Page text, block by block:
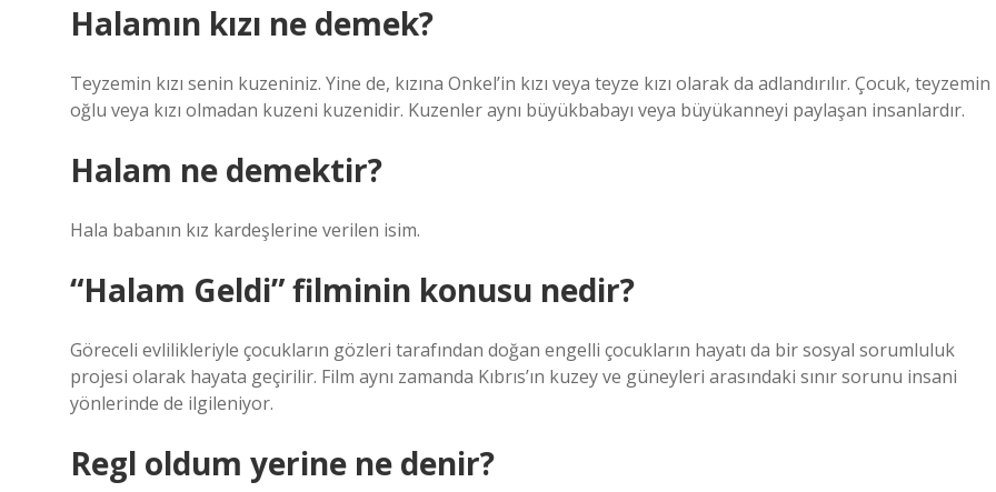
Halamın kızı ne demek?
Teyzemin kızı senin kuzeniniz. Yine de, kızına Onkel’in kızı veya teyze kızı olarak da adlandırılır. Çocuk, teyzemin
oğlu veya kızı olmadan kuzeni kuzenidir. Kuzenler aynı büyükbabayı veya büyükanneyi paylaşan insanlardır.
Halam ne demektir?
Hala babanın kız kardeşlerine verilen isim.
“Halam Geldi” filminin konusu nedir?
Göreceli evlilikleriyle çocukların gözleri tarafından doğan engelli çocukların hayatı da bir sosyal sorumluluk
projesi olarak hayata geçirilir. Film aynı zamanda Kıbrıs’ın kuzey ve güneyleri arasındaki sınır sorunu insani
yönlerinde de ilgileniyor.
Regl oldum yerine ne denir?